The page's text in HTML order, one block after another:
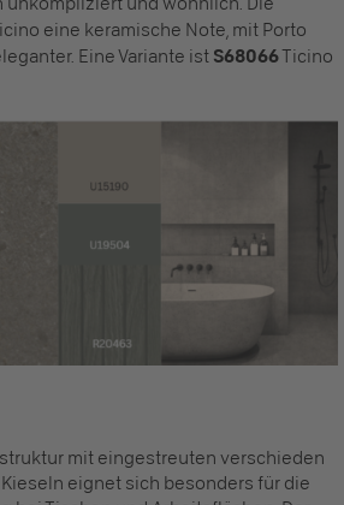
eine keramische Note, mit Porto
Eine Variante ist S68066Ticino
mit eingestreuten verschieden
eignet sich besonders für die